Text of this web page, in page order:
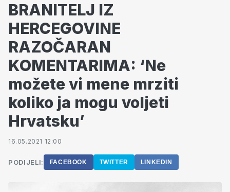
BRANITELJ IZ
HERCEGOVINE
RAZOČARAN
KOMENTARIMA: ‘Ne
možete vi mene mrziti
koliko ja mogu voljeti
Hrvatsku’
16.05.2021 12:00
PODIJELI: FACEBOOK TWITTER LINKEDIN